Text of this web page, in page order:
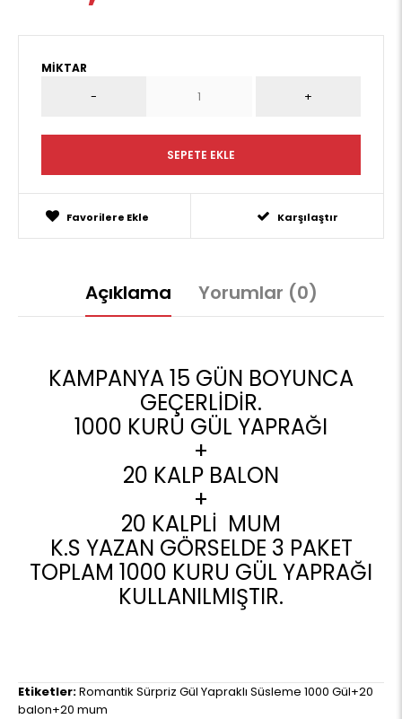
MIKTAR
Favorilere Ekle Karşılaştır
Açıklama Yorumlar (0)
KAMPANYA 15 GÜN BOYUNCA
GEÇERLİDİR.
1000 KURU GÜL YAPRAĞI
+
20 KALP BALON
+
20 KALPLİ MUM
K.S YAZAN GÖRSELDE 3 PAKET
TOPLAM 1000 KURU GÜL YAPRAĞI
KULLANILMIŞTIR.
Etiketler:Romantik Sürpriz Gül Yapraklı Süsleme 1000 Gül+20
balon+20 mum